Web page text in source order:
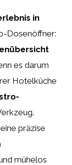
in
Dosenöffner:
es darum
Hotelküche
präzise
mühelos